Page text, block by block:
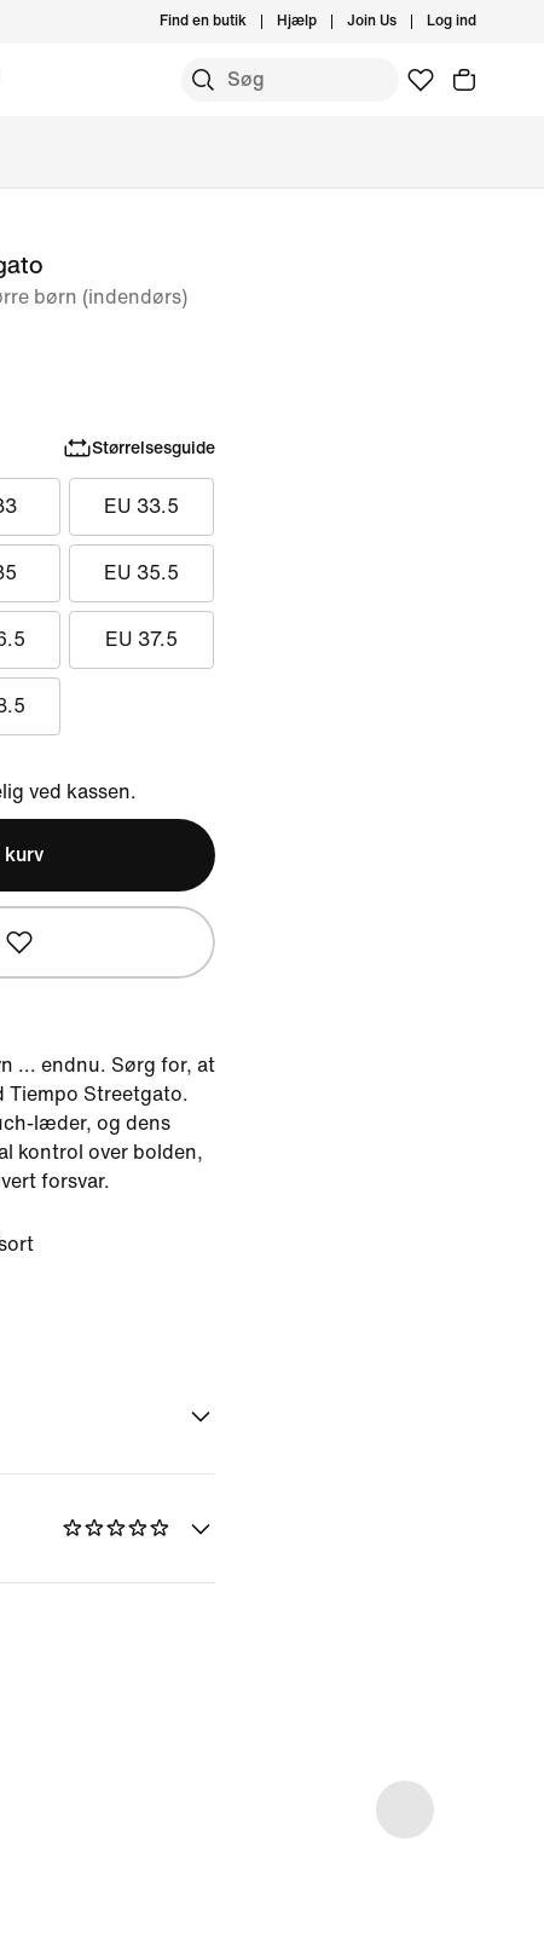
Find en butik Hjælp Join Us Log ind
børn (indendørs)
Størrelsesguide
EU 33.5
EU 35.5
EU 37.5
ved kassen.
... endnu. Sørg for, at
Tiempo Streetgato.
læder, og dens
kontrol over bolden,
forsvar.